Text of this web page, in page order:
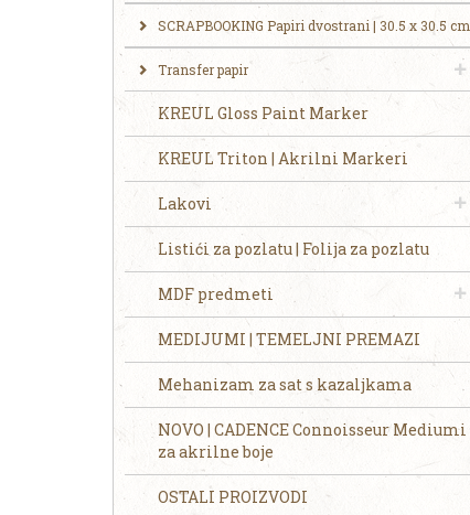
SCRAPBOOKING Papiri dvostrani | 30.5 x 30.5 cm
Transfer papir
KREUL Gloss Paint Marker
KREUL Triton | Akrilni Markeri
Lakovi
Listići za pozlatu | Folija za pozlatu
MDF predmeti
MEDIJUMI | TEMELJNI PREMAZI
Mehanizam za sat s kazaljkama
NOVO | CADENCE Connoisseur Mediumi
za akrilne boje
OSTALI PROIZVODI